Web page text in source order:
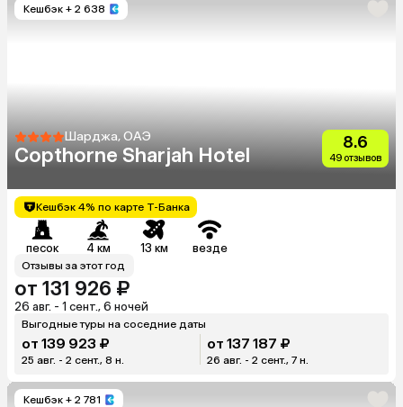
Кешбэк + 2 638
Шарджа, ОАЭ
Copthorne Sharjah Hotel
8.6
49 отзывов
Кешбэк 4% по карте Т-Банка
песок 4 км 13 км везде
Отзывы за этот год
от 131 926 ₽
26 авг. - 1 сент., 6 ночей
Выгодные туры на соседние даты
от 139 923 ₽
25 авг. - 2 сент., 8 н.
от 137 187 ₽
26 авг. - 2 сент., 7 н.
Кешбэк + 2 781